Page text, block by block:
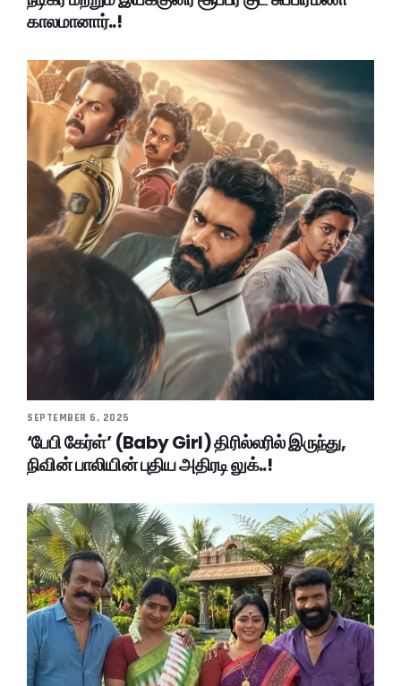
காலமானார்..!
SEPTEMBER 6, 2025
‘பேபி கேர்ள்’ (Baby Girl) திரில்லரில் இருந்து,
நிவின் பாலியின் புதிய அதிரடி லுக்..!